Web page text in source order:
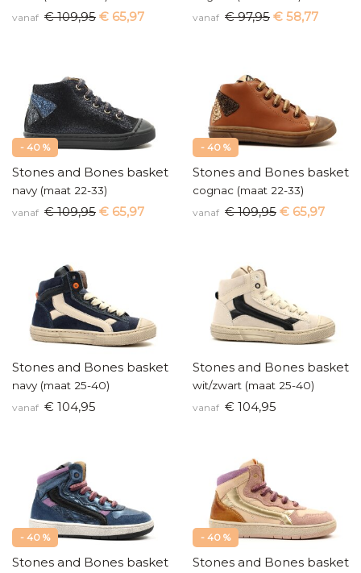
vanaf € 109,95 € 65,97 vanaf € 97,95 € 58,77
- 40 %
Stones and Bones basketters
navy (maat 22-33)
vanaf € 109,95 € 65,97
- 40 %
Stones and Bones
cognac (maat 22-33)
vanaf € 109,95 € 65,97
Stones and Bones basketters
navy (maat 25-40)
vanaf € 104,95
Stones and Bones
wit/zwart (maat 25-40)
vanaf € 104,95
- 40 %
Stones and Bones basketters
- 40 %
Stones and Bones